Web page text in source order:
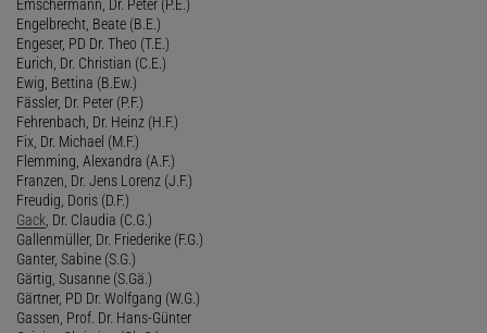
Emschermann, Dr. Peter (P.E.)
Engelbrecht, Beate (B.E.)
Engeser, PD Dr. Theo (T.E.)
Eurich, Dr. Christian (C.E.)
Ewig, Bettina (B.Ew.)
Fässler, Dr. Peter (P.F.)
Fehrenbach, Dr. Heinz (H.F.)
Fix, Dr. Michael (M.F.)
Flemming, Alexandra (A.F.)
Franzen, Dr. Jens Lorenz (J.F.)
Freudig, Doris (D.F.)
Gack , Dr. Claudia (C.G.)
Gallenmüller, Dr. Friederike (F.G.)
Ganter, Sabine (S.G.)
Gärtig, Susanne (S.Gä.)
Gärtner, PD Dr. Wolfgang (W.G.)
Gassen, Prof. Dr. Hans-Günter